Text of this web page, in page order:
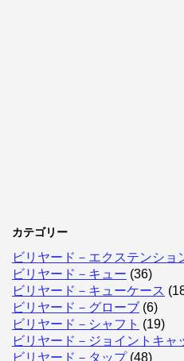
カテゴリー
ビリヤード－エクステンショ
ビリヤード－キュー (36)
ビリヤード－キューケース
ビリヤード－グローブ (6)
ビリヤード－シャフト (19)
ビリヤード－ジョイントキャ
ビリヤード－タップ (48)